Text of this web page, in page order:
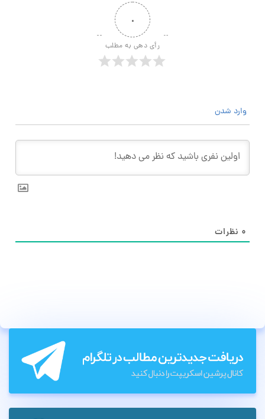
۰
رأی دهی به مطلب
وارد شدن
۰ نظرات